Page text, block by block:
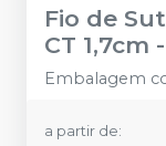
Fio de
CT 1,7cm
Embalagem
a partir de: